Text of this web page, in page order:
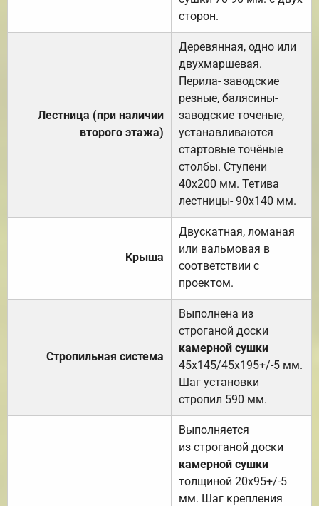
сторон.
Лестница (при наличии
второго этажа)
Деревянная, одно или
двухмаршевая.
Перила- заводские
резные, балясины-
заводские точеные,
устанавливаются
стартовые точёные
столбы. Ступени
40х200 мм. Тетива
лестницы- 90х140 мм.
Крыша
Двускатная, ломаная
или вальмовая в
соответствии с
проектом.
Стропильная система
Выполнена из
строганой доски
камерной сушки
45х145/45х195+/-5 мм.
Шаг установки
стропил 590 мм.
Выполняется
из строганой доски
камерной сушки
толщиной 20х95+/-5
мм. Шаг крепления